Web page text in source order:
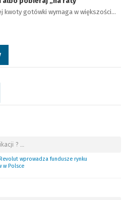
kwoty gotówki wymaga w większości…
?
wprowadza fundusze rynku
w Polsce